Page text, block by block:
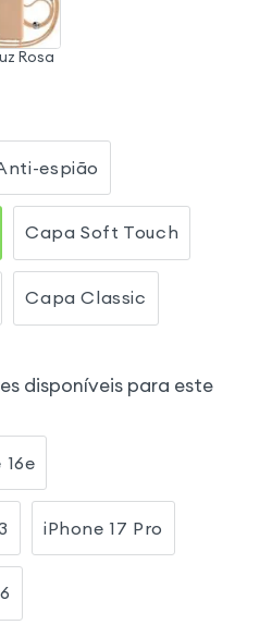
Rosa
espião
Capa Soft Touch
Capa Classic
disponíveis para este
16e
iPhone 17 Pro